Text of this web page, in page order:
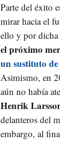
Parte del éxito
mirar hacia el
ello y por dicha
el próximo
un sustituto
Asimismo, en
aún no había
Henrik
delanteros del
embargo, al